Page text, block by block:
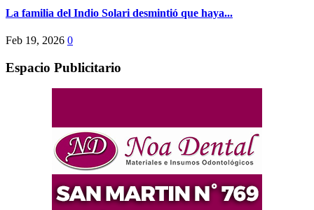
La familia del Indio Solari desmintió que haya...
Feb 19, 2026 0
Espacio Publicitario